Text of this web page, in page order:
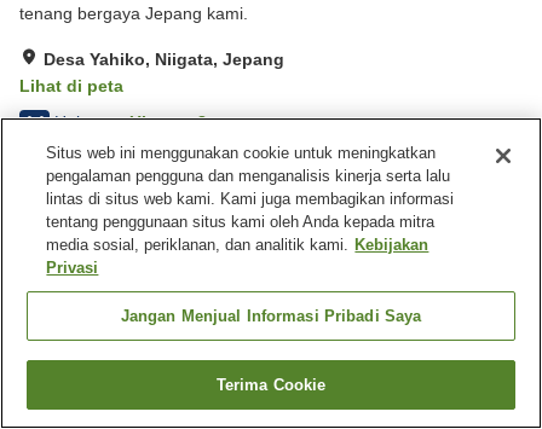
tenang bergaya Jepang kami.
Desa Yahiko, Niigata, Jepang
Lihat di peta
4.4 Hebat Ulasan:8
Fasilitas properti
Tempat parkir
Kafe
Mesin penjual otomatis
Aula perjamuan
Jepang Niigata Desa Yahiko Myogaya House
Cari kamar
Situs web ini menggunakan cookie untuk meningkatkan
pengalaman pengguna dan menganalisis kinerja serta lalu
lintas di situs web kami. Kami juga membagikan informasi
tentang penggunaan situs kami oleh Anda kepada mitra
media sosial, periklanan, dan analitik kami. Kebijakan
Privasi
Jangan Menjual Informasi Pribadi Saya
Terima Cookie